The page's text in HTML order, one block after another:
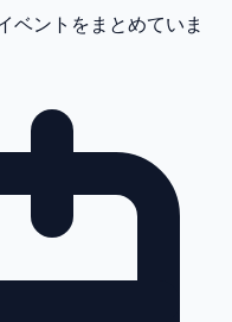
ベントをまとめていま